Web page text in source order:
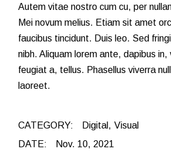
Autem vitae nostro cum cu, per
Mei novum melius. Etiam sit amet
faucibus tincidunt. Duis leo. Sed
nibh. Aliquam lorem ante, dapibus in,
feugiat a, tellus. Phasellus viverra
laoreet.
CATEGORY: Digital
Visual
DATE:
Nov. 10, 2021